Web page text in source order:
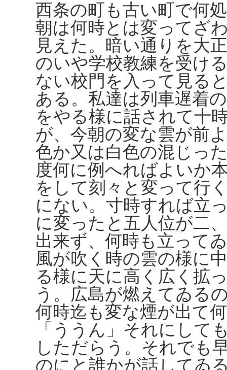
西条の町も古い町で何
朝は何時とは変ってざ
見えた。暗い通りを大
のいや学校教練を受け
ない校門を入って見る
ある。私達は列車遅着
をやる様に話されて十
が、今朝の変な雲が前
色か又は白色の混じっ
度何に例へればよいか
をして刻々と変って行
にない。寸時すれば立
に変ったと五人位が二
出来ず、何時も立って
風が吹く時の雲の様に
る様に天に高く広く拡
う。広島が燃えてゐる
何時迄も変な煙が出て
「ううん」それにして
しただらう。それでも
のにと誰かが話してゐ